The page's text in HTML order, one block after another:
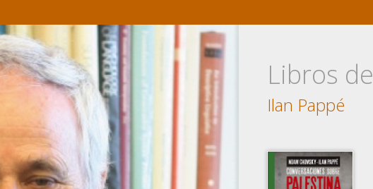
Libros de
Ilan Pappé